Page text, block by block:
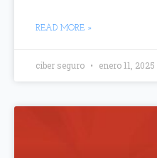
READ MORE »
ciber seguro enero 11, 2025